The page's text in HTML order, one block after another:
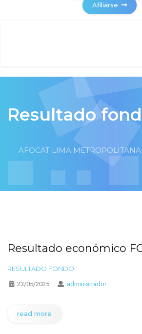
Afiliarse
Resultado
AFOCAT LIMA METROPOLITANA
Resultado económico
RESULTADO FONDO
23/05/2025 administrador
read more